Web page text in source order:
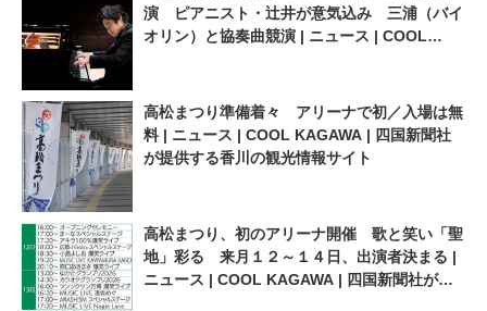
演 ピアニスト・辻井が意気込み 三浦（バイ
オリン）と協奏曲競演 | ニュース | COOL
高松まつり準備着々 アリーナで初／入場は無
料 | ニュース | COOL KAGAWA | 四国新聞社
が提供する香川の観光情報サイト
高松まつり、初のアリーナ開催 歌と笑い「聖
地」彩る 来月１２～１４日、出演者決まる |
ニュース | COOL KAGAWA | 四国新聞社が提